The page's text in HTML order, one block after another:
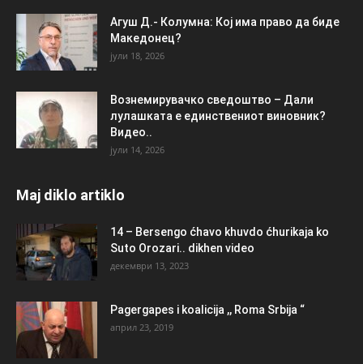
Агуш Д.- Колумна: Кој има право да биде
Македонец?
јули 18, 2026
Вознемирувачко сведоштво – Дали
лулашката е единствениот виновник?
Видео..
јули 14, 2026
Maj diklo artiklo
14 – Bersengo ćhavo khuvdo ćhurikaja ko
Suto Orozari.. dikhen video
декември 13, 2023
Pagergapes i koalicija ,, Roma Srbija “
април 23, 2019